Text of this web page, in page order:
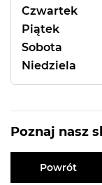
Czwartek
Piątek
Sobota
Niedziela
Poznaj nasz
Powrót